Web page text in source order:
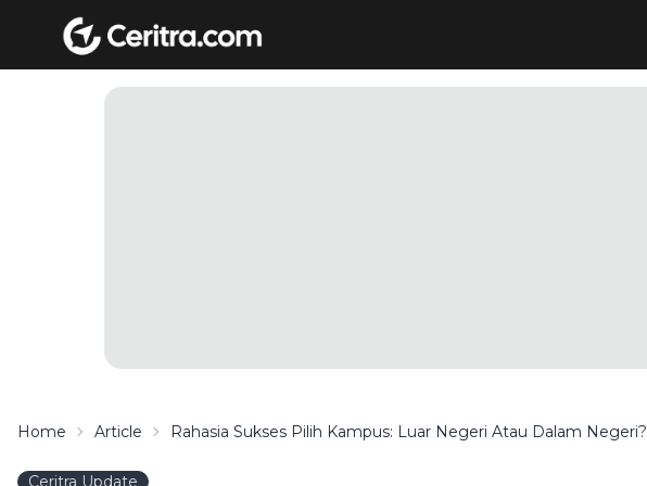
Home Article Rahasia Sukses Pilih Kampus: Luar Negeri Atau Dalam Negeri?
Ceritra Update